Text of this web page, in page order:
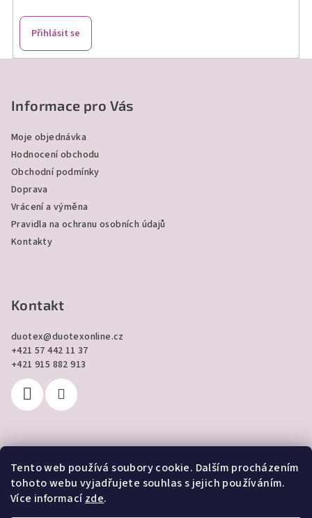
Tento web používá soubory cookie. Dalším procházením
tohoto webu vyjadřujete souhlas s jejich používáním.
Více informacízde.
Přihlásit se
Informace pro Vás
Moje objednávka
Hodnocení obchodu
Obchodní podmínky
Doprava
Vrácení a výměna
Pravidla na ochranu osobních údajů
Kontakty
Kontakt
duotex@duotexonline.cz
+421 57 442 11 37
+421 915 882 913
Přijímáme online platby